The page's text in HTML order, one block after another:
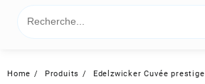
Home Produits Edelzwicker Cuvée prestige